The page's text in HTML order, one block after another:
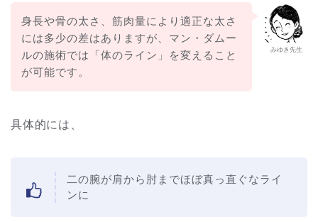
みゆき先生
身長や骨の太さ、筋肉量により適正な太さ
には多少の差はありますが、マン・ダムー
ルの施術では「体のライン」を変えること
が可能です。
具体的には、
二の腕が肩から肘までほぼ真っ直ぐなライ
ンに